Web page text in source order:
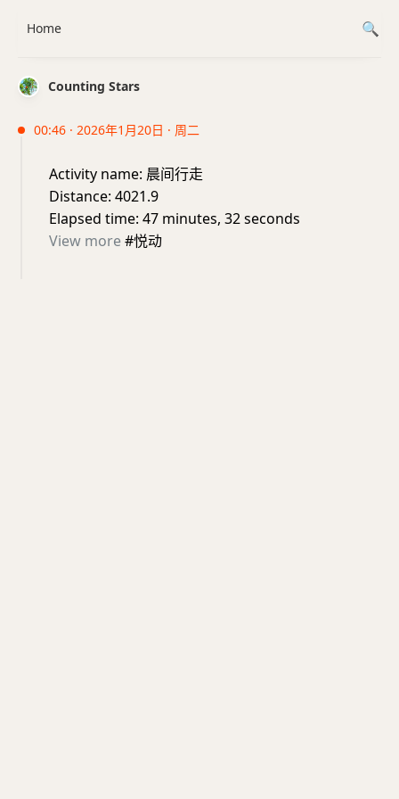
Counting Stars
00:46 · 2026年1月20日 · 周二
Activity name: 晨间行走
Distance: 4021.9
Elapsed time: 47 minutes, 32 seconds
View more#悦动
Home